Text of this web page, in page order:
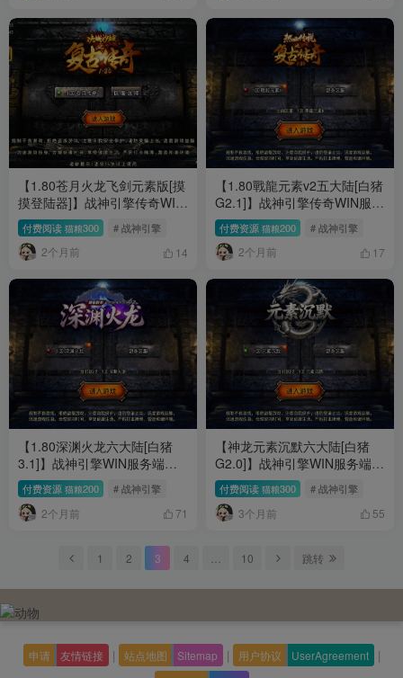
【1.80苍月火龙飞剑元素版[摸
摸登陆器]】战神引擎传奇WIN
服务端+GM工具+双端+架设教
程付费阅读 猫粮300 # 战神引擎
2个月前 14
【1.80戰龍元素v2五大陆[白猪
G2.1]】战神引擎传奇WIN服务
端+GM工具+双端+架设教程
付费资源 猫粮200 # 战神引擎
2个月前 17
【1.80深渊火龙六大陆[白猪
3.1]】战神引擎WIN服务端
+GM工具+充值后台+双端+架
设教程
付费资源 猫粮200 # 战神引擎
2个月前 71
【神龙元素沉默六大陆[白猪
G2.0]】战神引擎WIN服务端
+GM工具+充值后台+双端+架
设教程
付费阅读 猫粮300 # 战神引擎
3个月前 55
1 2 3 4 10 跳转
申请 友情链接 | 站点地图 Sitemap | 用户协议 UserAgreement |